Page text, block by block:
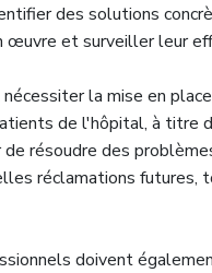
des solutions
œuvre et surveiller leur
la mise en
de l'hôpital, à titre
résoudre des
réclamations futures,
doivent